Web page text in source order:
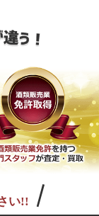
い!!